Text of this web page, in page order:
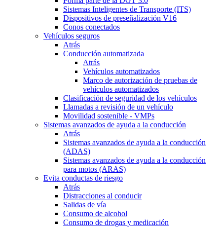
Sistemas Inteligentes de Transporte (ITS)
Dispositivos de preseñalización V16
Conos conectados
Vehículos seguros
Atrás
Conducción automatizada
Atrás
Vehículos automatizados
Marco de autorización de pruebas de
vehículos automatizados
Clasificación de seguridad de los vehículos
Llamadas a revisión de un vehículo
Movilidad sostenible - VMPs
Sistemas avanzados de ayuda a la conducción
Atrás
Sistemas avanzados de ayuda a la conducción
(ADAS)
Sistemas avanzados de ayuda a la conducción
para motos (ARAS)
Evita conductas de riesgo
Atrás
Distracciones al conducir
Salidas de vía
Consumo de alcohol
Consumo de drogas y medicación